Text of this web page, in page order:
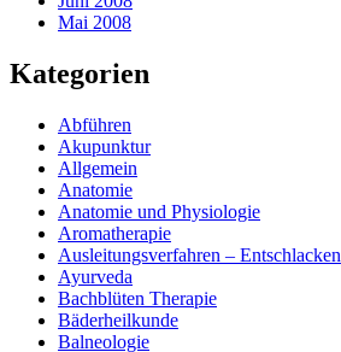
Mai 2008
Kategorien
Abführen
Akupunktur
Allgemein
Anatomie
Anatomie und Physiologie
Aromatherapie
Ausleitungsverfahren – Entschlacken
Ayurveda
Bachblüten Therapie
Bäderheilkunde
Balneologie